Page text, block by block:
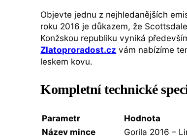
Objevte jednu z nejhledanějších
roku 2016 je důkazem, že
Konžskou republiku vyniká
Zlatoproradost.cz vám nabízíme
leskem kovu.
Kompletní technické
Parametr
Hodnota
Název mince
Gorila 2016 –